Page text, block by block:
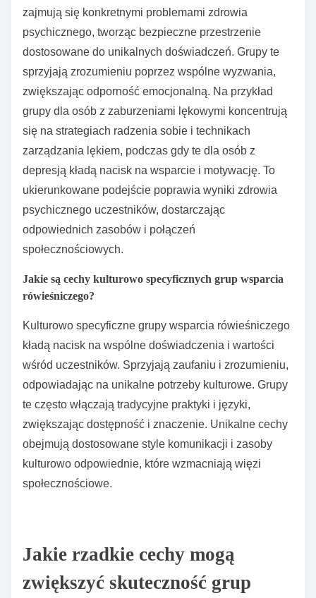
zwiększając ich skuteczność i wpływ na zdrowie
psychiczne.
Jak specjalistyczne grupy wsparcia rówieśniczego
odpowiadają na konkretne problemy zdrowia
psychicznego?
Specjalistyczne grupy wsparcia rówieśniczego
zajmują się konkretnymi problemami zdrowia
psychicznego, tworząc bezpieczne przestrzenie
dostosowane do unikalnych doświadczeń. Grupy te
zwiększając odporność emocjonalną. Na przykład
grupy dla osób z zaburzeniami lękowymi koncentrują
zarządzania lękiem, podczas gdy te dla osób z
depresją kładą nacisk na wsparcie i motywację. To
ukierunkowane podejście poprawia wyniki zdrowia
psychicznego uczestników, dostarczając
odpowiednich zasobów i połączeń
społecznościowych.
Jakie są cechy kulturowo specyficznych grup wsparcia
rówieśniczego?
Kulturowo specyficzne grupy wsparcia rówieśniczego
kładą nacisk na wspólne doświadczenia i wartości
zwiększając dostępność i znaczenie. Unikalne cechy
obejmują dostosowane style komunikacji i zasoby
kulturowo odpowiednie, które wzmacniają więzi